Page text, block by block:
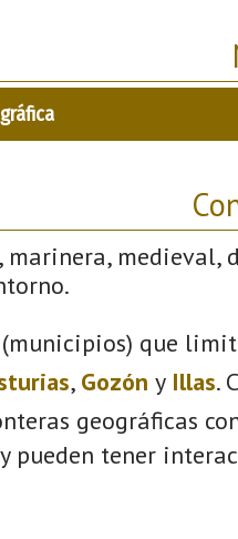
marinera,
(municipios) que
, Gozón y Illas.
geográficas
pueden tener